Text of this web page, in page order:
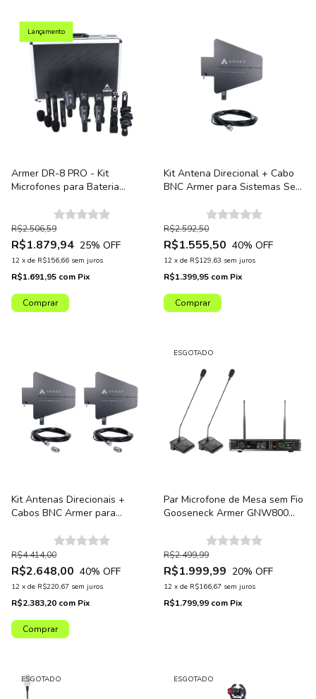
Lançamento
Armer DR-8 PRO - Kit
Microfones para Bateria
R$1.879,94
R$2.506,59
25% OFF
12 x de R$156,66 sem juros
R$1.691,95 com Pix
Kit Antena Direcional + Cabo
BNC Armer para Sistemas Sem
R$1.555,50
R$2.592,50
40% OFF
12 x de R$129,63 sem juros
R$1.399,95 com Pix
Kit Antenas Direcionais +
Cabos BNC Armer para
Adaptador TNC/BNC
R$2.648,00
R$4.414,00
40% OFF
12 x de R$220,67 sem juros
R$2.383,20 com Pix
ESGOTADO
Par Microfone de Mesa sem Fio
Gooseneck Armer GNW800
R$1.999,99
R$2.499,99
20% OFF
12 x de R$166,67 sem juros
R$1.799,99 com Pix
ESGOTADO ESGOTADO